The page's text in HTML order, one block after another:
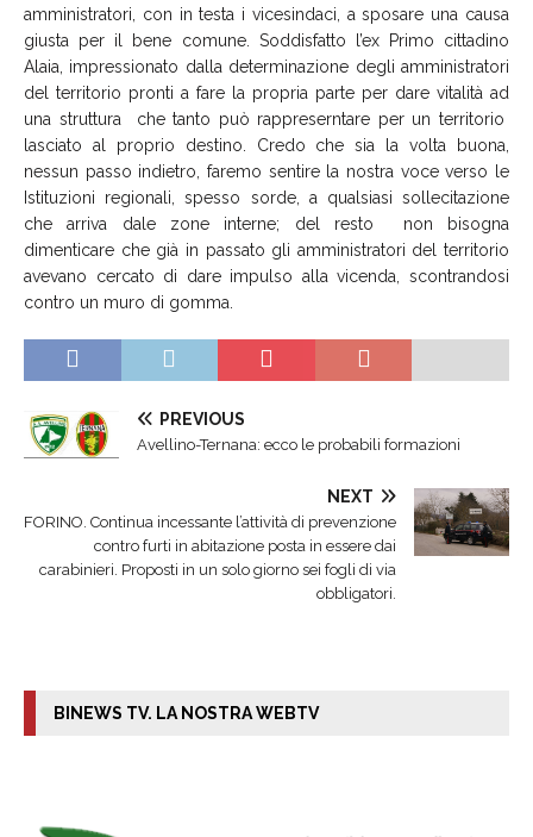
amministratori, con in testa i vicesindaci, a sposare una causa
giusta per il bene comune. Soddisfatto l’ex Primo cittadino
Alaia, impressionato dalla determinazione degli amministratori
del territorio pronti a fare la propria parte per dare vitalità ad
una struttura che tanto può rappreserntare per un territorio
lasciato al proprio destino. Credo che sia la volta buona,
nessun passo indietro, faremo sentire la nostra voce verso le
Istituzioni regionali, spesso sorde, a qualsiasi sollecitazione
che arriva dale zone interne; del resto non bisogna
dimenticare che già in passato gli amministratori del territorio
avevano cercato di dare impulso alla vicenda, scontrandosi
contro un muro di gomma.
PREVIOUS
Avellino-Ternana: ecco le probabili formazioni
NEXT
FORINO. Continua incessante l’attività di prevenzione
contro furti in abitazione posta in essere dai
carabinieri. Proposti in un solo giorno sei fogli di via
obbligatori.
BINEWS TV. LA NOSTRA WEBTV